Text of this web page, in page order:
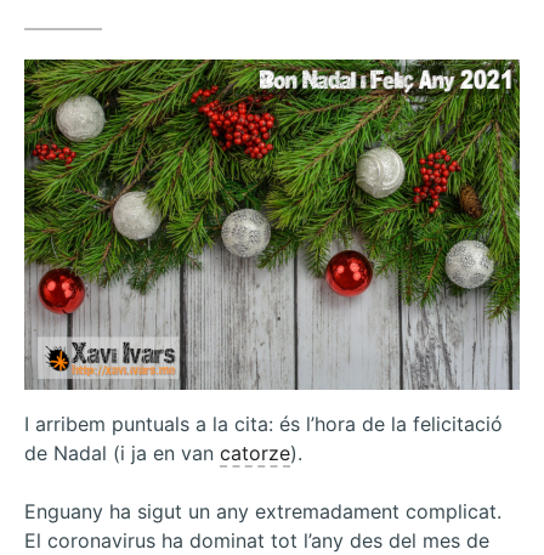
I arribem puntuals a la cita: és l’hora de la felicitació
de Nadal (i ja en van catorze).
Enguany ha sigut un any extremadament complicat.
El coronavirus ha dominat tot l’any des del mes de